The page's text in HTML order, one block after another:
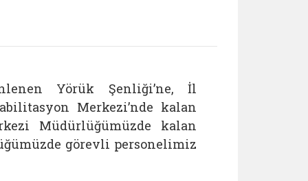
Yörük Şenliği’ne, İl
Merkezi’nde kalan
Müdürlüğümüzde kalan
görevli personelimiz